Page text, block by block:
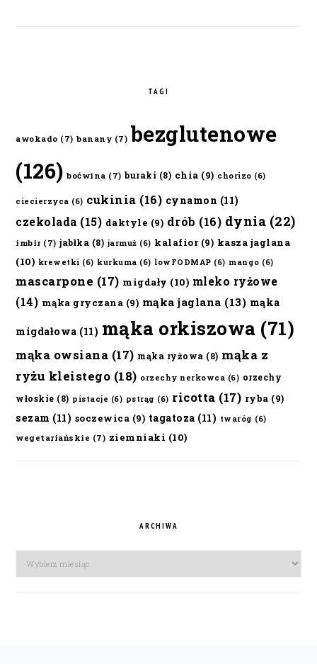
TAGI
awokado (7) banany (7) bezglutenowe
(126) boćwina (7) buraki (8) chia (9) chorizo (6)
ciecierzyca (6) cukinia (16) cynamon (11)
czekolada (15) daktyle (9) drób (16) dynia (22)
imbir (7) jabłka (8) jarmuż (6) kalafior(9) kasza jaglana
(10) krewetki (6) kurkuma (6) lowFODMAP (6) mango (6)
mascarpone (17) migdały (10) mleko ryżowe
(14) mąka gryczana (9) mąka jaglana (13) mąka
migdałowa (11) mąka orkiszowa (71)
mąka owsiana (17) mąka ryżowa (8) mąka z
ryżu kleistego (18) orzechy nerkowca (6) orzechy
włoskie (8) pistacje (6) pstrąg (6) ricotta (17) ryba (9)
sezam (11) soczewica (9) tagatoza (11) twaróg (6)
wegetariańskie (7) ziemniaki (10)
ARCHIWA
Archiwa